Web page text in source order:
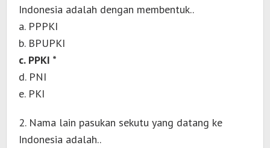
Indonesia adalah dengan membentuk..
a. PPPKI
b. BPUPKI
c. PPKI *
d. PNI
e. PKI
2. Nama lain pasukan sekutu yang datang ke
Indonesia adalah..